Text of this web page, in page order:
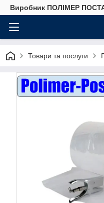
Виробник ПОЛІМЕР
Товари та послуги